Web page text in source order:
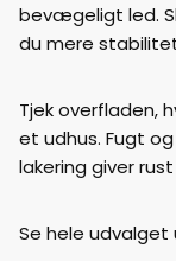
bevægeligt led.
du mere
Tjek overfladen,
et udhus. Fugt
lakering giver
Se hele udvalget